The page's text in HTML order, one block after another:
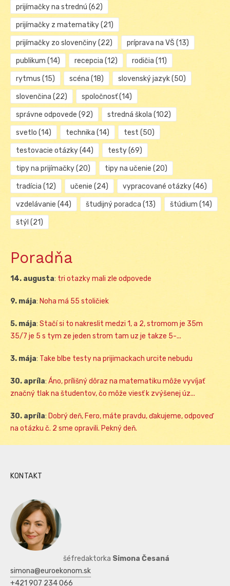
prijímačky na strednú (62)
prijímačky z matematiky(21)
prijímačky zo slovenčiny(22) príprava na VŠ (13)
publikum (14) recepcia (12) rodičia (11)
rytmus (15) scéna (18) slovenský jazyk(50)
slovenčina (22) spoločnosť(14)
správne odpovede (92) stredná škola (102)
svetlo (14) technika (14) test (50)
testovacie otázky(44) testy(69)
tipy na prijímačky(20) tipy na učenie (20)
tradícia (12) učenie (24) vypracované otázky(46)
vzdelávanie (44) študijný poradca (13) štúdium (14)
štýl (21)
Poradňa
14. augusta: tri otazky mali zle odpovede
9. mája: Noha má 55 stoličiek
5. mája: Stačí si to nakreslit medzi 1, a 2, stromom je 35m
35/7 je 5 s tym ze jeden strom tam uz je takze 5-...
3. mája: Take blbe testy na prijimackach urcite nebudu
30. apríla: Áno, prílišný dôraz na matematiku môže vyvíjať
značný tlak na študentov, čo môže viesť k zvýšenej úz...
30. apríla: Dobrý deň, Fero, máte pravdu, ďakujeme, odpoveď
na otázku č. 2 sme opravili. Pekný deň.
KONTAKT
šéfredaktorka Simona Česaná
simona@euroekonom.sk
+421 907 234 066